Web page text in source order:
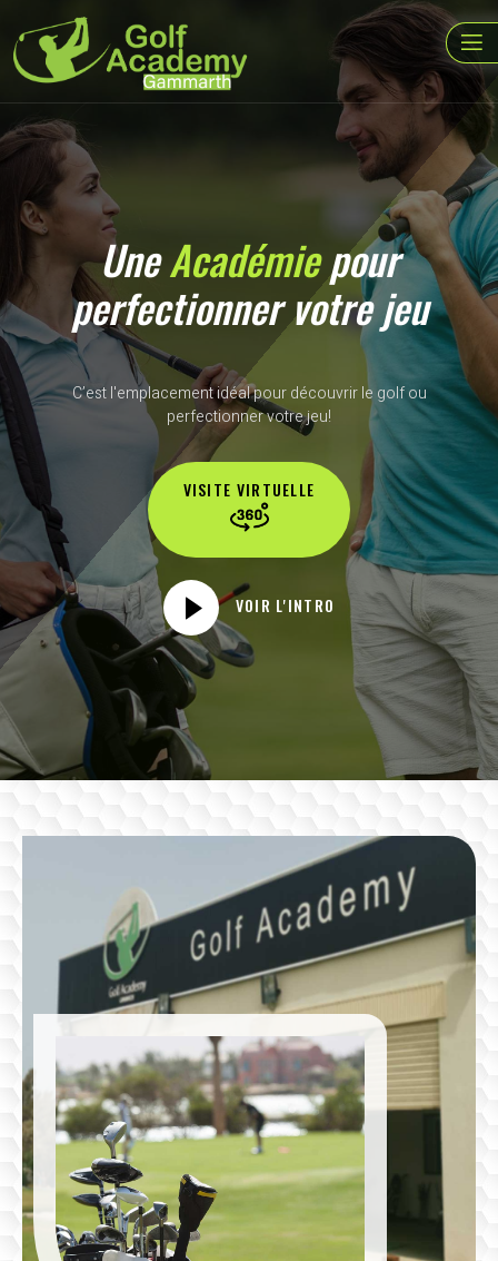
UneAcadémiepour
perfectionner votre jeu
C’est l'emplacement idéal pour découvrir le golf ou
perfectionner votre jeu!
VISITE VIRTUELLE
VOIR L'INTRO